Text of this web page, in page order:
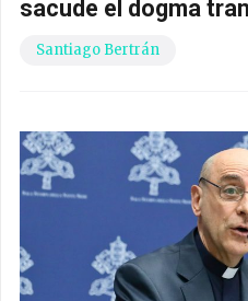
sacude el dogma
Santiago Bertrán